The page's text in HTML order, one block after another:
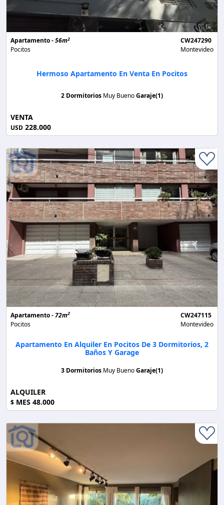
Apartamento -56m2
Pocitos
CW247290
Montevideo
Hermoso Apartamento En Venta En Pocitos
2 Dormitorios Muy BuenoGaraje(1)
VENTA
USD 228.000
Apartamento -72m2
Pocitos
CW247115
Montevideo
Apartamento En Alquiler En Pocitos De 3 Dormitorios, 2
Baños Y Garage
3 Dormitorios Muy BuenoGaraje(1)
ALQUILER
$ MES 48.000